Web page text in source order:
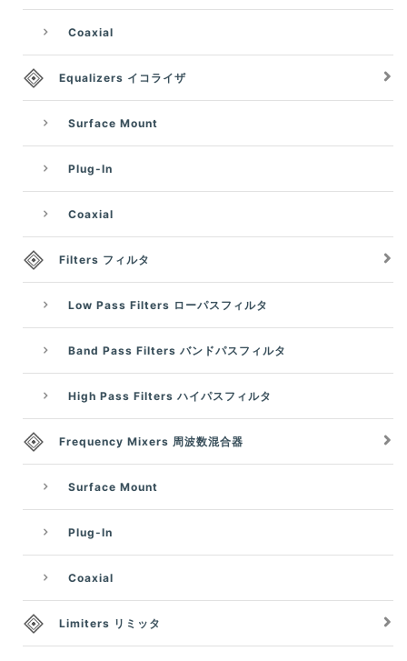
Coaxial
Equalizers イコライザ
Surface Mount
Plug-In
Coaxial
Filters フィルタ
Low Pass Filters ローパスフィルタ
Band Pass Filters バンドパスフィルタ
High Pass Filters ハイパスフィルタ
Frequency Mixers 周波数混合器
Surface Mount
Plug-In
Coaxial
Limiters リミッタ